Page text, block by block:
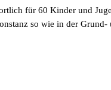
für 60 Kinder und
so wie in der